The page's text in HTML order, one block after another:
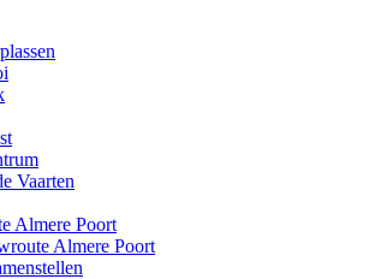
Vaarten
Almere Poort
Almere Poort